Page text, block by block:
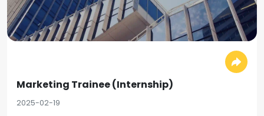
Marketing Trainee (Internship)
2025-02-19